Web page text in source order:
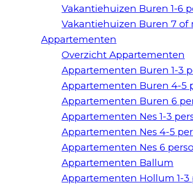
Vakantiehuizen Buren 1-6
Vakantiehuizen Buren 7 of
Appartementen
Overzicht Appartementen
Appartementen Buren 1-3
Appartementen Buren 4-5
Appartementen Buren 6
Appartementen Nes 1-3
Appartementen Nes 4-5
Appartementen Nes 6
Appartementen Ballum
Appartementen Hollum 1-3